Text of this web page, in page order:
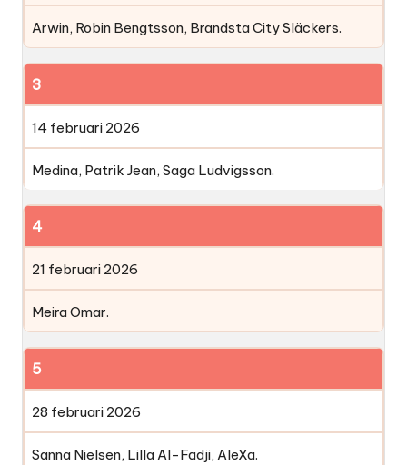
Arwin, Robin Bengtsson, Brandsta City Släckers.
3
14 februari 2026
Medina, Patrik Jean, Saga Ludvigsson.
4
21 februari 2026
Meira Omar.
5
28 februari 2026
Sanna Nielsen, Lilla Al-Fadji, AleXa.